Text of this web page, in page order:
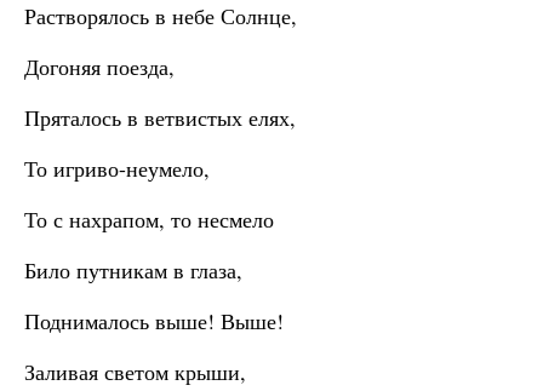
Растворялось в небе Солнце,
Догоняя поезда,
Пряталось в ветвистых елях,
То игриво-неумело,
То с нахрапом, то несмело
Било путникам в глаза,
Поднималось выше! Выше!
Заливая светом крыши,